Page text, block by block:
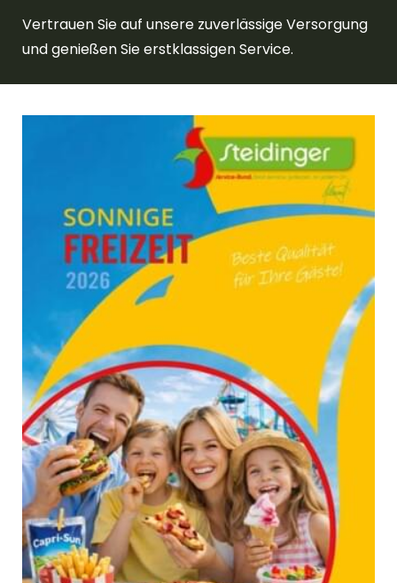
Vertrauen Sie auf unsere zuverlässige Versorgung
und genießen Sie erstklassigen Service.